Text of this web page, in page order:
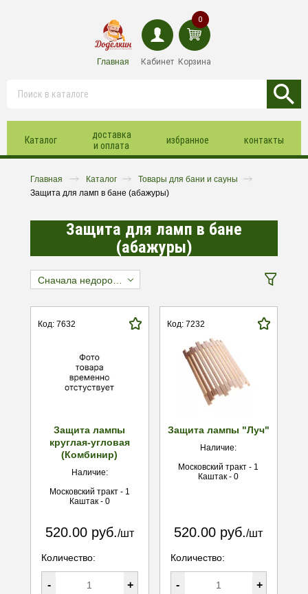
Главная Кабинет
0
Корзина
Каталог
доставка
и оплата
избранное контакты
Главная Каталог
Товары для бани и сауны
Защита для ламп в бане (абажуры)
Защита для ламп в бане
(абажуры)
Код: 7632
Защита лампы
круглая-угловая
(Комбинир)
Наличие:
Московский тракт - 1
Каштак - 0
520.00 руб./шт
Количество:
- +
Код: 7232
Защита лампы "Луч"
Наличие:
Московский тракт - 1
Каштак - 0
520.00 руб./шт
Количество:
- +